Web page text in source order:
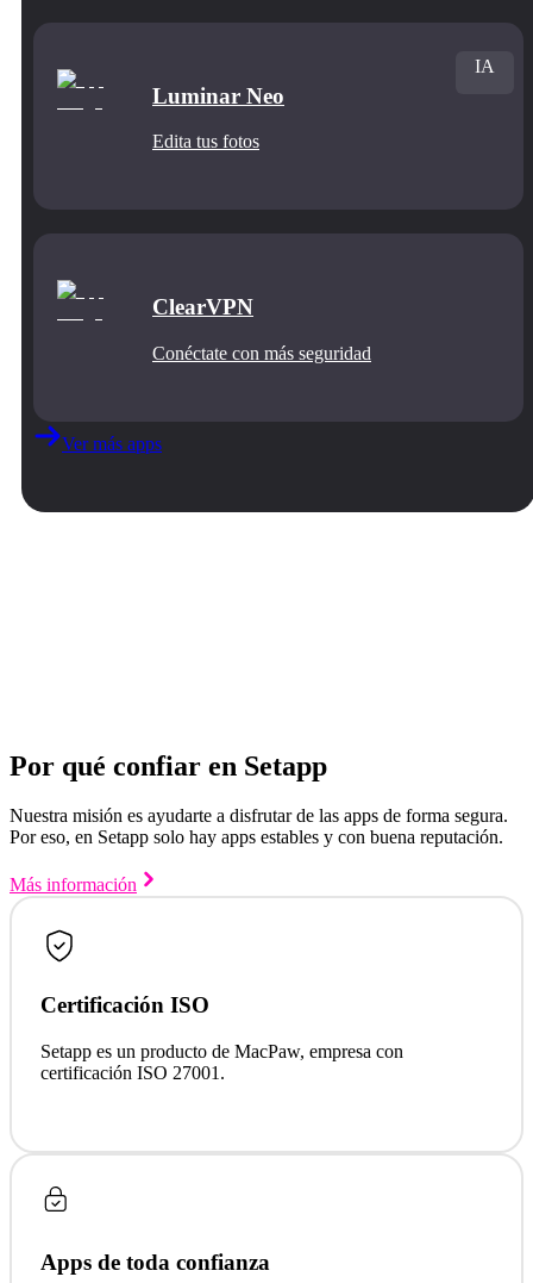
Luminar Neo
Edita tus fotos
IA
ClearVPN
Conéctate con más seguridad
Ver más apps
Por qué confiar en Setapp
Nuestra misión es ayudarte a disfrutar de las apps de forma segura.
Por eso, en Setapp solo hay apps estables y con buena reputación.
Más información
Certificación ISO
Setapp es un producto de MacPaw, empresa con
certificación ISO 27001.
Apps de toda confianza